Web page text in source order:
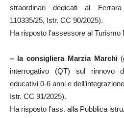
straordinari dedicati al
110335/25, Istr. CC 90/2025).
Ha risposto l’assessore al Turismo
– la consiglieraMarzia Marchi
interrogativo (QT) sul rinnovo
educativi 0-6 anni e
Istr. CC 91/2025).
Ha risposto l’ass. alla Pubblica